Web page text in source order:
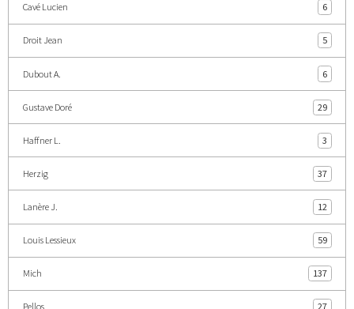
Cavé Lucien 6
Droit Jean 5
Dubout A. 6
Gustave Doré 29
Haffner L. 3
Herzig 37
Lanère J. 12
Louis Lessieux 59
Mich 137
Pellos 27